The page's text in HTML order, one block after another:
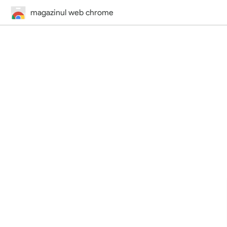
magazinul web chrome